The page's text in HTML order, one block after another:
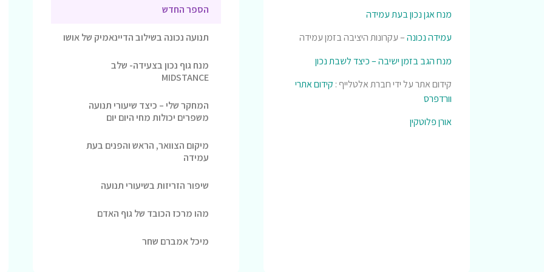
מנח אגן נכון בעת עמידה
עמידה נכונה– עקרונות היציבה בזמן עמידה
מנח הגב בזמן ישיבה – כיצד לשבת נכון
קידום אתר על ידי חברת אלטלייף : קידום אתרי
וורדפרס
אורן פלוטקין
הספר החדש
תנועה נכונה בשילוב הדיינאמיק של אושו
מנח גוף נכון בצעידה- שלב
MIDSTANCE
המחקר שלי – כיצד שיעורי תנועה
משפרים יכולות מחי היום יום
מיקום הצוואר, הראש והפנים בעת
עמידה
שיפור הזריזות בשיעורי תנועה
מהו מרכז הכובד של גוף האדם
מיכל אמברם שחר